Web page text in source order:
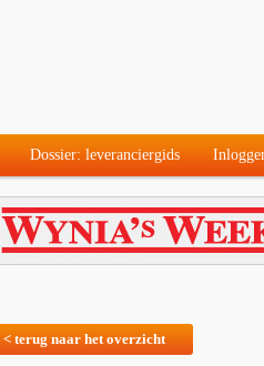
Dossier: leveranciergids
< terug naar het overzicht